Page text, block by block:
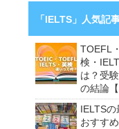
「IELTS」人気記
TOEFL
検・
は？受
の結論【
IELTSの
おすす